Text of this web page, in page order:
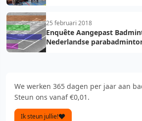
25 februari 2018
Enquête Aangepast
Nederlandse
We werken 365 dagen per jaar aan
Steun ons vanaf €0,01.
Ik steun jullie!